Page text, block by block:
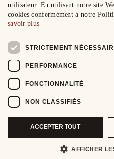
utilisateur. En utilisant notre site
cookies conformément à notre
savoir plus
STRICTEMENT
PERFORMANCE
FONCTIONNALITÉ
NON CLASSIFIÉS
ACCEPTER TOUT
AFFICHER